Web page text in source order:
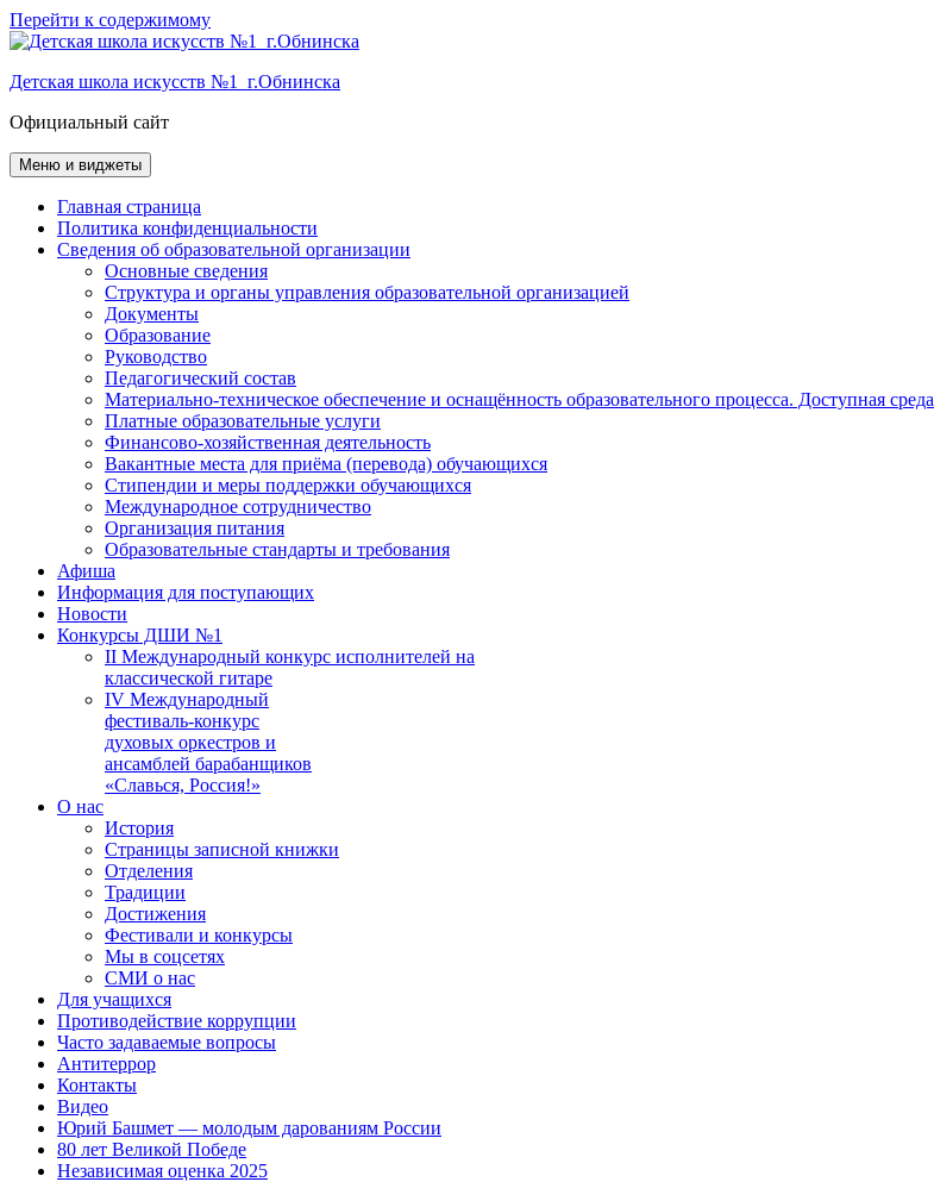
Перейти к содержимому
Детская школа искусств №1 г.Обнинска
Официальный сайт
Меню и виджеты
Главная страница
Политика конфиденциальности
Сведения об образовательной организации
Основные сведения
Структура и органы управления образовательной организацией
Документы
Образование
Руководство
Педагогический состав
Материально-техническое обеспечение и оснащённость образовательного процесса. Доступная среда
Платные образовательные услуги
Финансово-хозяйственная деятельность
Вакантные места для приёма (перевода) обучающихся
Стипендии и меры поддержки обучающихся
Международное сотрудничество
Организация питания
Образовательные стандарты и требования
Афиша
Информация для поступающих
Новости
Конкурсы ДШИ №1
II Международный конкурс исполнителей на
классической гитаре
IV Международный
фестиваль-конкурс
духовых оркестров и
ансамблей барабанщиков
«Славься, Россия!»
О нас
История
Страницы записной книжки
Отделения
Традиции
Достижения
Фестивали и конкурсы
Мы в соцсетях
СМИ о нас
Для учащихся
Противодействие коррупции
Часто задаваемые вопросы
Антитеррор
Контакты
Видео
Юрий Башмет — молодым дарованиям России
80 лет Великой Победе
Независимая оценка 2025